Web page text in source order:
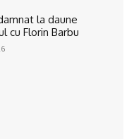
la daune
cu Florin Barbu